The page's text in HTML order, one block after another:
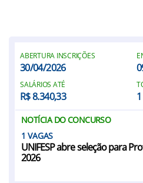
ABERTURA INSCRIÇÕES
30/04/2026
SALÁRIOS ATÉ
R$ 8.340,33 1
NOTÍCIA DO CONCURSO
1
UNIFESP abre seleção para
2026